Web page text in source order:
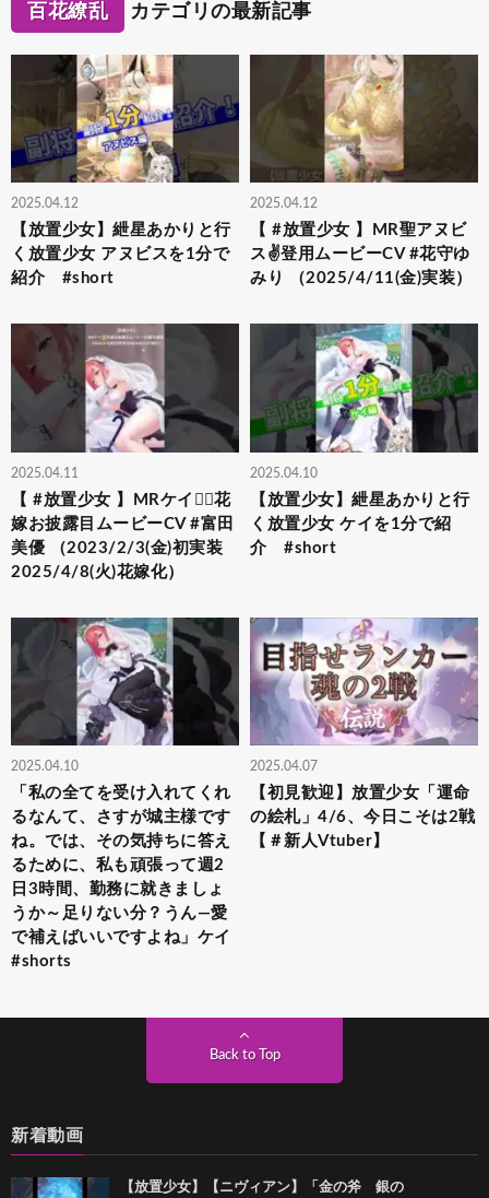
百花繚乱 カテゴリの最新記事
2025.04.12
【放置少女】紲星あかりと行
く放置少女 アヌビスを1分で
紹介 #short
2025.04.12
【 #放置少女 】MR聖アヌビ
ス✌️登用ムービーCV #花守ゆ
みり （2025/4/11(金)実装）
2025.04.11
【 #放置少女 】MRケイ👰‍♀️花
嫁お披露目ムービーCV #富田
美優 （2023/2/3(金)初実装
2025/4/8(火)花嫁化）
2025.04.10
【放置少女】紲星あかりと行
く放置少女 ケイを1分で紹
介 #short
2025.04.10
「私の全てを受け入れてくれ
るなんて、さすが城主様です
ね。では、その気持ちに答え
るために、私も頑張って週2
日3時間、勤務に就きましょ
うか～足りない分？うん—愛
で補えばいいですよね」ケイ
#shorts
2025.04.07
【初見歓迎】放置少女「運命
の絵札」4/6、今日こそは2戦
【＃新人Vtuber】
Back to Top
新着動画
【放置少女】【ニヴィアン】「金の斧 銀の